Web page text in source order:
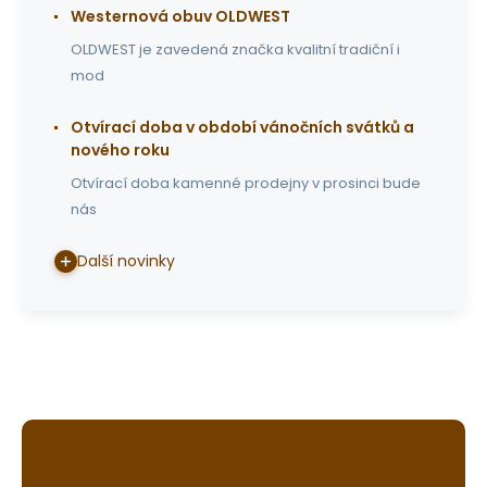
Westernová obuv OLDWEST
OLDWEST je zavedená značka kvalitní tradiční i
mod
Otvírací doba v období vánočních svátků a
nového roku
Otvírací doba kamenné prodejny v prosinci bude
nás
Další novinky